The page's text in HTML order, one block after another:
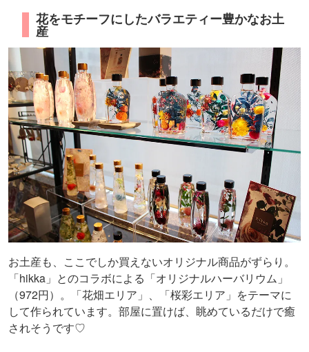
花をモチーフにしたバラエティー豊かなお土
産
お土産も、ここでしか買えないオリジナル商品がずらり。
「hikka」とのコラボによる「オリジナルハーバリウム」
（972円）。「花畑エリア」、「桜彩エリア」をテーマに
して作られています。部屋に置けば、眺めているだけで癒
されそうです♡